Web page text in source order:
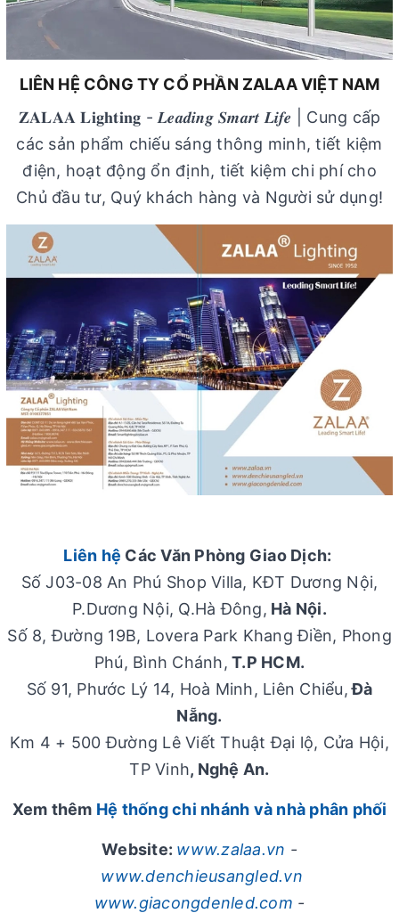
LIÊN HỆ CÔNG TY CỔ PHẦN ZALAA VIỆT NAM
𝐙𝐀𝐋𝐀𝐀 𝐋𝐢𝐠𝐡𝐭𝐢𝐧𝐠 - 𝑳𝒆𝒂𝒅𝒊𝒏𝒈 𝑺𝒎𝒂𝒓𝒕 𝑳𝒊𝒇𝒆 | Cung cấp
các sản phẩm chiếu sáng thông minh, tiết kiệm
điện, hoạt động ổn định, tiết kiệm chi phí cho
Chủ đầu tư, Quý khách hàng và Người sử dụng!
Liên hệ Các Văn Phòng Giao Dịch:
Số J03-08 An Phú Shop Villa, KĐT Dương Nội,
P.Dương Nội, Q.Hà Đông, Hà Nội.
Số 8, Đường 19B, Lovera Park Khang Điền, Phong
Phú, Bình Chánh, T.P HCM.
Số 91, Phước Lý 14, Hoà Minh, Liên Chiểu,Đà
Nẵng.
Km 4 + 500 Đường Lê Viết Thuật Đại lộ, Cửa Hội,
TP Vinh, Nghệ An.
Xem thêm Hệ thống chi nhánh và nhà phân phối
Website: www.zalaa.vn -
www.denchieusangled.vn
www.giacongdenled.com -